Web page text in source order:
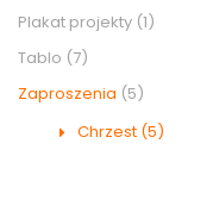
Plakat projekty (1)
Tablo (7)
Zaproszenia (5)
Chrzest (5)